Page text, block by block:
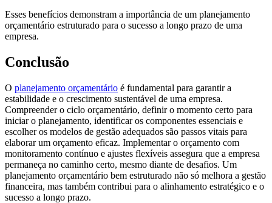
Esses benefícios demonstram a importância de um planejamento
orçamentário estruturado para o sucesso a longo prazo de uma
empresa.
Conclusão
O planejamento orçamentário é fundamental para garantir a
estabilidade e o crescimento sustentável de uma empresa.
Compreender o ciclo orçamentário, definir o momento certo para
iniciar o planejamento, identificar os componentes essenciais e
escolher os modelos de gestão adequados são passos vitais para
elaborar um orçamento eficaz. Implementar o orçamento com
monitoramento contínuo e ajustes flexíveis assegura que a empresa
permaneça no caminho certo, mesmo diante de desafios. Um
planejamento orçamentário bem estruturado não só melhora a gestão
financeira, mas também contribui para o alinhamento estratégico e o
sucesso a longo prazo.